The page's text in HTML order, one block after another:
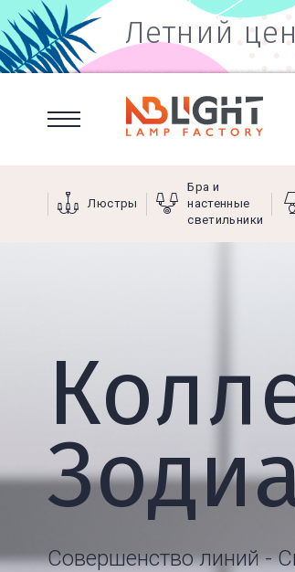
Летний
Люстры
Бра и
настенные
светильники
Совершенство линий -